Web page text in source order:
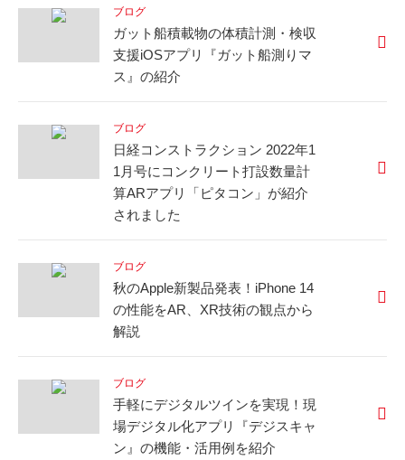
ブログ
ガット船積載物の体積計測・検収
支援iOSアプリ『ガット船測りマ
ス』の紹介
ブログ
日経コンストラクション 2022年1
1月号にコンクリート打設数量計
算ARアプリ「ピタコン」が紹介
されました
ブログ
秋のApple新製品発表！iPhone 14
の性能をAR、XR技術の観点から
解説
ブログ
手軽にデジタルツインを実現！現
場デジタル化アプリ『デジスキャ
ン』の機能・活用例を紹介